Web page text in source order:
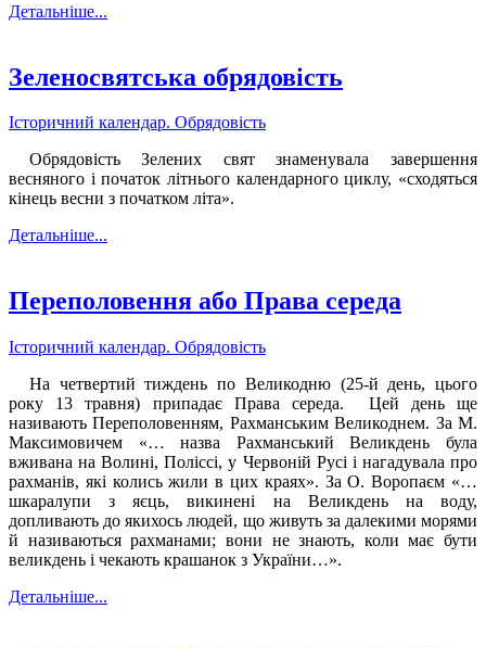
Детальніше...
Зеленосвятська обрядовість
Історичний календар. Обрядовість
Обрядовість Зелених свят знаменувала завершення
весняного і початок літнього календарного циклу, «сходяться
кінець весни з початком літа».
Детальніше...
Переполовення або Права середа
Історичний календар. Обрядовість
На четвертий тиждень по Великодню (25-й день, цього
року 13 травня) припадає Права середа. Цей день ще
називають Переполовенням, Рахманським Великоднем. За М.
Максимовичем «… назва Рахманський Великдень була
вживана на Волині, Поліссі, у Червоній Русі і нагадувала про
рахманів, які колись жили в цих краях». За О. Воропаєм «…
шкаралупи з яєць, викинені на Великдень на воду,
допливають до якихось людей, що живуть за далекими морями
й називаються рахманами; вони не знають, коли має бути
великдень і чекають крашанок з України…».
Детальніше...